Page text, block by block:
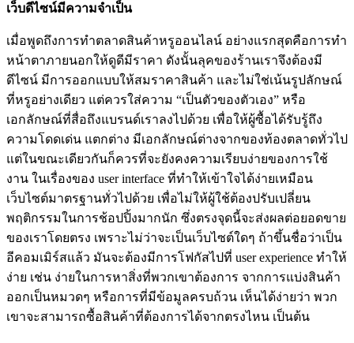
เว็บดีไซน์มีความจำเป็น
เมื่อพูดถึงการทำตลาดสินค้าหรูออนไลน์ อย่างแรกสุดคือการทำ
หน้าตาภายนอกให้ดูดีมีราคา ดังนั้นลุคของร้านเราจึงต้องมี
ดีไซน์ มีการออกแบบให้สมราคาสินค้า และไม่ใช่เน้นรูปลักษณ์
ที่หรูอย่างเดียว แต่ควรใส่ความ “เป็นตัวของตัวเอง” หรือ
เอกลักษณ์ที่สื่อถึงแบรนด์เราลงไปด้วย เพื่อให้ผู้ซื้อได้รับรู้ถึง
ความโดดเด่น แตกต่าง มีเอกลักษณ์ต่างจากของท้องตลาดทั่วไป
แต่ในขณะเดียวกันก็ควรที่จะยังคงความเรียบง่ายของการใช้
งาน ในเรื่องของ user interface ที่ทำให้เข้าใจได้ง่ายเหมือน
เว็บไซต์มาตรฐานทั่วไปด้วย เพื่อไม่ให้ผู้ใช้ต้องปรับเปลี่ยน
พฤติกรรมในการช้อปปิ้งมากนัก ซึ่งตรงจุดนี้จะส่งผลต่อยอดขาย
ของเราโดยตรง เพราะไม่ว่าจะเป็นเว็บไซต์ใดๆ ถ้าขึ้นชื่อว่าเป็น
อีคอมเมิร์สแล้ว มันจะต้องมีการโฟกัสไปที่ user experience ทำให้
ง่าย เช่น ง่ายในการหาสิ่งที่พวกเขาต้องการ จากการแบ่งสินค้า
ออกเป็นหมวดๆ หรือการที่มีข้อมูลครบถ้วน เห็นได้ง่ายว่า พวก
เขาจะสามารถซื้อสินค้าที่ต้องการได้จากตรงไหน เป็นต้น